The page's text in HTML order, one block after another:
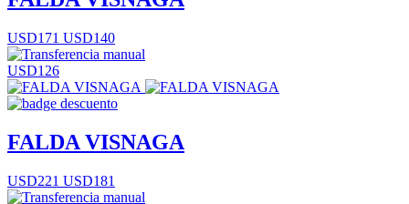
USD171 USD140
USD126
FALDA VISNAGA
USD221 USD181